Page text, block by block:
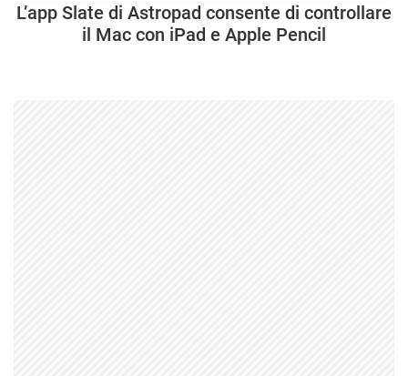
L’app Slate di Astropad consente di controllare
il Mac con iPad e Apple Pencil